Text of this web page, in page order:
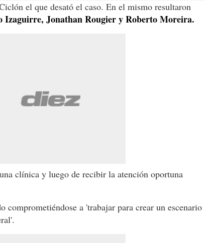
el que desató el caso. En el mismo resultaron
Izaguirre, Jonathan Rougier y Roberto Moreira.
clínica y luego de recibir la atención oportuna
comprometiéndose a 'trabajar para crear un escenario